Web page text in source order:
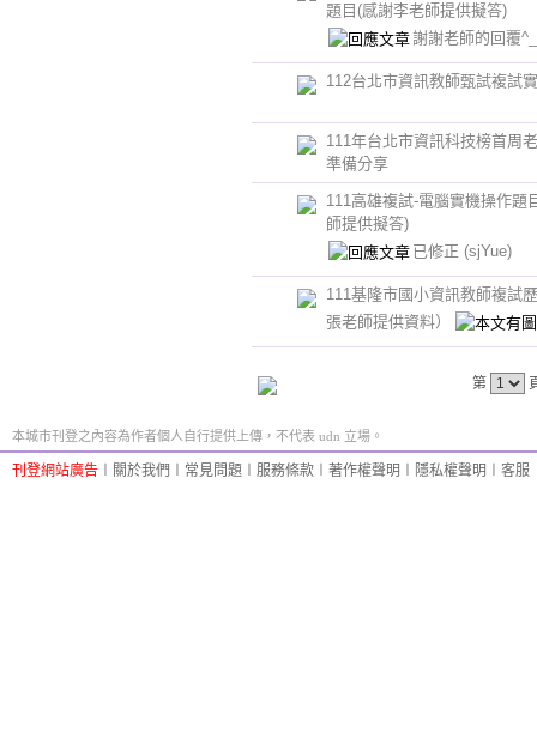
題目(感謝李老師提供擬答)
謝謝老師的回覆
112台北市資訊教師甄試複試
111年台北市資訊科技榜首周
準備分享
111高雄複試-電腦實機操作題
師提供擬答)
已修正 (sjYue)
111基隆市國小資訊教師複試
張老師提供資料）
第
本城市刊登之內容為作者個人自行提供上傳，不代表 udn 立場。
刊登網站廣告 關於我們 常見問題 服務條款 著作權聲明 隱私權聲明 客服